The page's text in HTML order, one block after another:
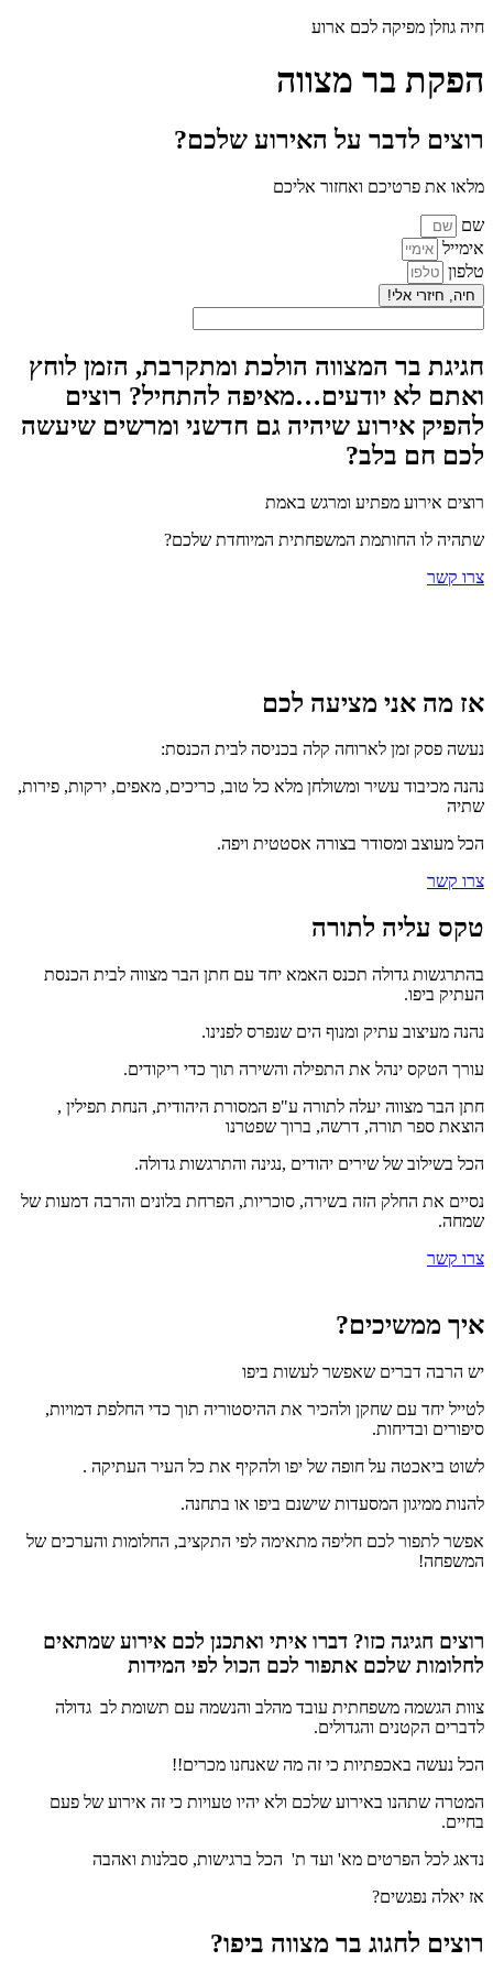
חיה גוזלן מפיקה לכם ארוע
הפקת בר מצווה
רוצים לדבר על האירוע שלכם?
מלאו את פרטיכם ואחזור אליכם
שם
אימייל
טלפון
חיה, חיזרי אלי!
חגיגת בר המצווה הולכת ומתקרבת, הזמן לוחץ
ואתם לא יודעים…מאיפה להתחיל? רוצים
להפיק אירוע שיהיה גם חדשני ומרשים שיעשה
לכם חם בלב?
רוצים אירוע מפתיע ומרגש באמת
שתהיה לו החותמת המשפחתית המיוחדת שלכם?
צרו קשר
אז מה אני מציעה לכם
נעשה פסק זמן לארוחה קלה בכניסה לבית הכנסת:
נהנה מכיבוד עשיר ומשולחן מלא כל טוב, כריכים, מאפים, ירקות, פירות,
שתיה
הכל מעוצב ומסודר בצורה אסטטית ויפה.
צרו קשר
טקס עליה לתורה
בהתרגשות גדולה תכנס האמא יחד עם חתן הבר מצווה לבית הכנסת
העתיק ביפו.
נהנה מעיצוב עתיק ומנוף הים שנפרס לפנינו.
עורך הטקס ינהל את התפילה והשירה תוך כדי ריקודים.
חתן הבר מצווה יעלה לתורה ע"פ המסורת היהודית, הנחת תפילין ,
הוצאת ספר תורה, דרשה, ברוך שפטרנו
הכל בשילוב של שירים יהודים ,נגינה והתרגשות גדולה.
נסיים את החלק הזה בשירה, סוכריות, הפרחת בלונים והרבה דמעות של
שמחה.
צרו קשר
איך ממשיכים?
יש הרבה דברים שאפשר לעשות ביפו
לטייל יחד עם שחקן ולהכיר את ההיסטוריה תוך כדי החלפת דמויות,
סיפורים ובדיחות.
לשוט ביאכטה על חופה של יפו ולהקיף את כל העיר העתיקה .
להנות ממיגון המסעדות שישנם ביפו או בתחנה.
אפשר לתפור לכם חליפה מתאימה לפי התקציב, החלומות והערכים של
המשפחה!
רוצים חגיגה כזו? דברו איתי ואתכנן לכם אירוע שמתאים
לחלומות שלכם אתפור לכם הכול לפי המידות
צוות הגשמה משפחתית עובד מהלב והנשמה עם תשומת לב גדולה
לדברים הקטנים והגדולים.
הכל נעשה באכפתיות כי זה מה שאנחנו מכרים!!
המטרה שתהנו באירוע שלכם ולא יהיו טעויות כי זה אירוע של פעם
בחיים.
נדאג לכל הפרטים מא' ועד ת' הכל ברגישות, סבלנות ואהבה
אז יאלה נפגשים?
רוצים לחגוג בר מצווה ביפו?